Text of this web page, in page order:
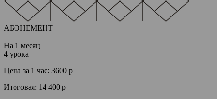
АБОНЕМЕНТ
На 1 месяц
4 урока
Цена за 1 час: 3600 р
Итоговая: 14 400 р